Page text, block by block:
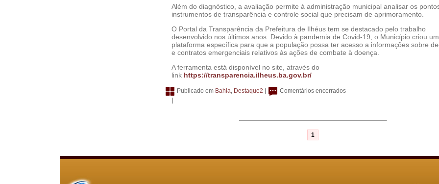
Além do diagnóstico, a avaliação permite à administração municipal analisar os
instrumentos de transparência e controle social que precisam de aprimoramento.
O Portal da Transparência da Prefeitura de Ilhéus tem se destacado pelo trabalho
desenvolvido nos últimos anos. Devido à pandemia de Covid-19, o Município criou
plataforma específica para que a população possa ter acesso a informações sobre
e contratos emergenciais relativos às ações de combate à doença.
A ferramenta está disponível no site, através do
link https://transparencia.ilheus.ba.gov.br/
Publicado em Bahia, Destaque2
Comentários encerrados
|
1